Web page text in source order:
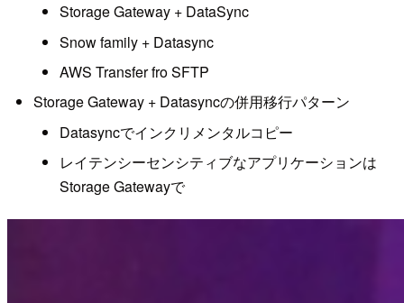
Storage Gateway + DataSync
Snow family + Datasync
AWS Transfer fro SFTP
Storage Gateway + Datasyncの併用移行パターン
Datasyncでインクリメンタルコピー
レイテンシーセンシティブなアプリケーションは
Storage Gatewayで